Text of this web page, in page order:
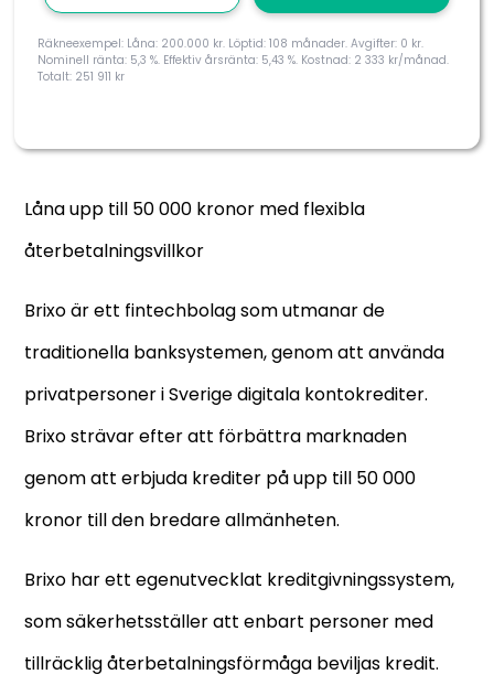
Räkneexempel: Låna: 200.000 kr. Löptid: 108 månader. Avgifter: 0 kr.
Nominell ränta: 5,3 %. Effektiv årsränta: 5,43 %. Kostnad: 2 333 kr/månad.
Totalt: 251 911 kr
Låna upp till 50 000 kronor med flexibla
återbetalningsvillkor
Brixo är ett fintechbolag som utmanar de
traditionella banksystemen, genom att använda
privatpersoner i Sverige digitala kontokrediter.
Brixo strävar efter att förbättra marknaden
genom att erbjuda krediter på upp till 50 000
kronor till den bredare allmänheten.
Brixo har ett egenutvecklat kreditgivningssystem,
som säkerhetsställer att enbart personer med
tillräcklig återbetalningsförmåga beviljas kredit.